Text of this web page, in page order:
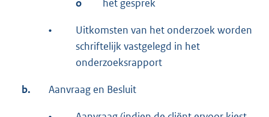
o het gesprek
•
Uitkomsten van het onderzoek worden
schriftelijk vastgelegd in het
onderzoeksrapport
b. Aanvraag en Besluit